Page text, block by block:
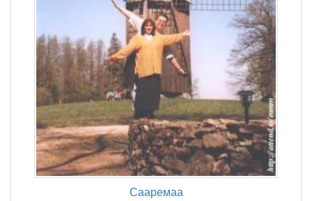
Сааремаа